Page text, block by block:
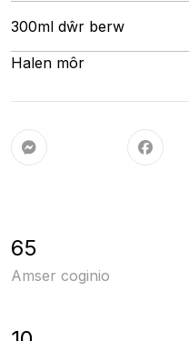
300ml dŵr berw
Halen môr
65
Amser coginio